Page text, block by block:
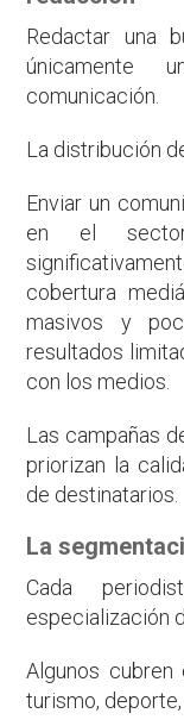
Redactar una
comunicación.
La distribución
Enviar un
en el sector
cobertura
masivos y
resultados
con los medios.
Las campañas
priorizan la
de destinatarios.
La
Cada
especialización
Algunos cubren
turismo,